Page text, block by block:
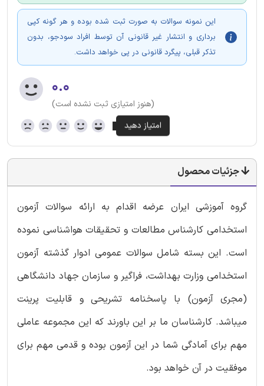
این نمونه سوالات به صورت ثبت شده بوده و هر گونه کپی
برداری و انتشار غیر قانونی آن توسط افراد سودجو، بدون
تذکر قبلی، پیگرد قانونی در پی خواهد داشت.
۰.۰
(هنوز امتیازی ثبت نشده است)
جزئیات محصول
گروه آموزشی ایران عرضه اقدام به ارائه سوالات آزمون
استخدامی کارشناس مطالعات و تحقیقات هواشناسی نموده
است. این بسته شامل سوالات عمومی ادوار گذشته آزمون
استخدامی وزارت بهداشت، فراگیر و سازمان جهاد دانشگاهی
(مجری آزمون) با پاسخنامه تشریحی و قابلیت پرینت
میباشد. کارشناسان ما بر این باورند که این مجموعه عاملی
مهم برای آمادگی شما در این آزمون بوده و قدمی مهم برای
موفقیت در آن خواهد بود.